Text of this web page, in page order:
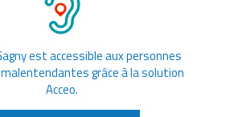
est accessible aux personnes
grâce à la solution
Acceo.